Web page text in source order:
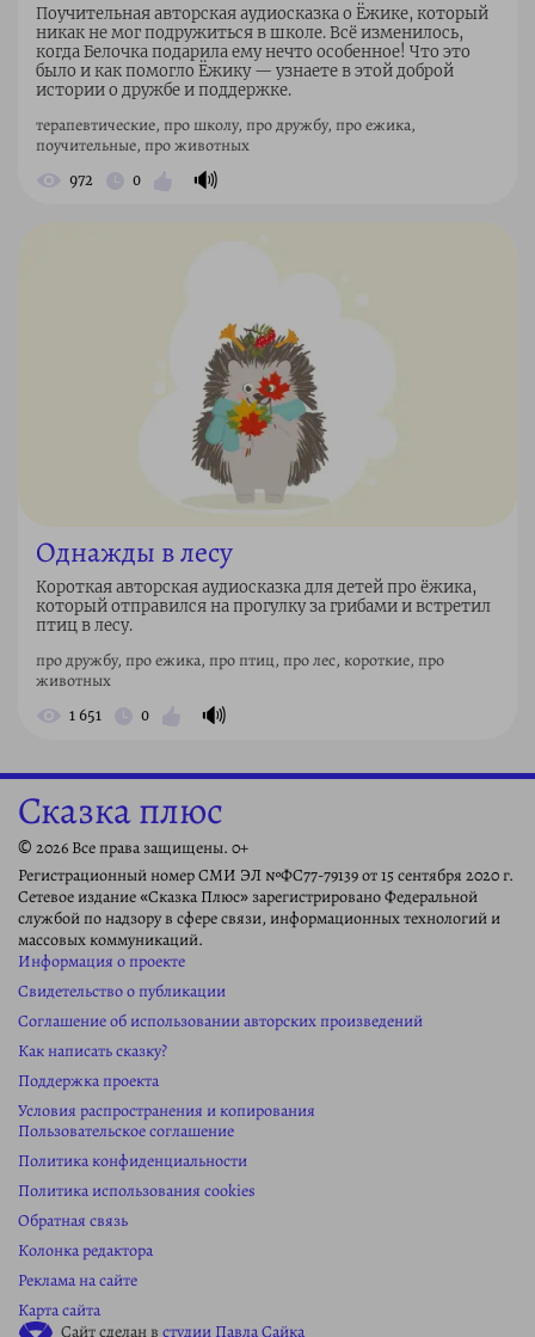
Поучительная авторская аудиосказка о Ёжике, который
никак не мог подружиться в школе. Всё изменилось,
когда Белочка подарила ему нечто особенное! Что это
было и как помогло Ёжику — узнаете в этой доброй
истории о дружбе и поддержке.
терапевтические, про школу, про дружбу, про ежика,
поучительные, про животных
972 0 🔊
Однажды в лесу
Короткая авторская аудиосказка для детей про ёжика,
который отправился на прогулку за грибами и встретил
птиц в лесу.
про дружбу, про ежика, про птиц, про лес, короткие, про
животных
1 651 0 🔊
Сказка плюс
© 2026 Все права защищены. 0+
Регистрационный номер СМИ ЭЛ №ФС77-79139 от 15 сентября 2020 г.
Сетевое издание «Сказка Плюс» зарегистрировано Федеральной
службой по надзору в сфере связи, информационных технологий и
массовых коммуникаций.
Информация о проекте
Свидетельство о публикации
Соглашение об использовании авторских произведений
Как написать сказку?
Поддержка проекта
Условия распространения и копирования
Пользовательское соглашение
Политика конфиденциальности
Политика использования cookies
Обратная связь
Колонка редактора
Реклама на сайте
Карта сайта
Сайт сделан в студии Павла Сайка